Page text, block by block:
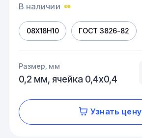
В наличии
08Х18Н10 ГОСТ 3826-82
Размер, мм
0,2 мм, ячейка 0,4х0,4
Узнать цену